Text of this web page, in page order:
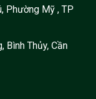
Phường Mỹ , TP
Bình Thủy, Cần